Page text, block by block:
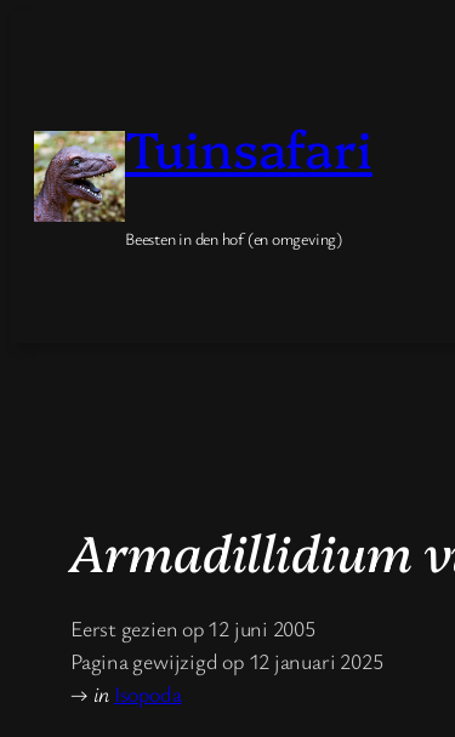
inhoud
Tuinsafari
Beesten in den hof (en omgeving)
Armadillidium
Eerst gezien op 12 juni 2005
Pagina gewijzigd op 12 januari 2025
→ in Isopoda